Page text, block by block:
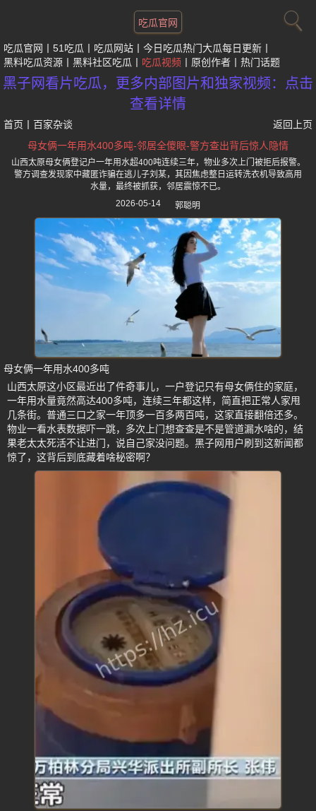
吃瓜官网
吃瓜官网 51吃瓜 吃瓜网站
今日吃瓜热门大瓜每日更新
黑料吃瓜资源
黑料社区吃瓜 吃瓜视频 原创作者 热门话题
黑子网看片吃瓜，更多内部图片和独家视频：点击
查看详情
首页 百家杂谈
返回上页
母女俩一年用水400多吨-邻居全傻眼-警方查出背后惊人隐情
山西太原母女俩登记户一年用水超400吨连续三年，物业多次上门被拒后报警。
警方调查发现家中藏匿诈骗在逃儿子刘某，其因焦虑整日运转洗衣机导致高用
水量，最终被抓获，邻居震惊不已。
2026-05-14
郭聪明
母女俩一年用水400多吨
山西太原这小区最近出了件奇事儿，一户登记只有母女俩住的家庭，
一年用水量竟然高达400多吨，连续三年都这样，简直把正常人家甩
几条街。普通三口之家一年顶多一百多两百吨，这家直接翻倍还多。
物业一看水表数据吓一跳，多次上门想查查是不是管道漏水啥的，结
果老太太死活不让进门，说自己家没问题。黑子网用户刷到这新闻都
惊了，这背后到底藏着啥秘密啊？